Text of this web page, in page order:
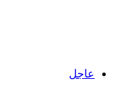
عاجل